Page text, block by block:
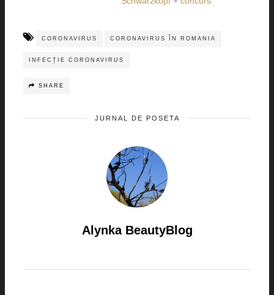
CORONAVIRUS CORONAVIRUS ÎN ROMANIA
INFECȚIE CORONAVIRUS
SHARE
JURNAL DE POSETA
Alynka BeautyBlog